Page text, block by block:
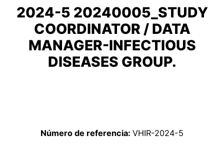
2024-5 20240005_STUDY
COORDINATOR / DATA
MANAGER-INFECTIOUS
DISEASES GROUP.
Número de referencia: VHIR-2024-5